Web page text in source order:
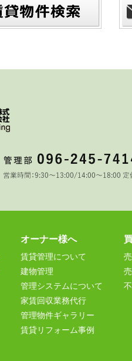
オーナー様へ
賃貸管理について
建物管理
管理システムについて
家賃回収業務代行
管理物件ギャラリー
賃貸リフォーム事例